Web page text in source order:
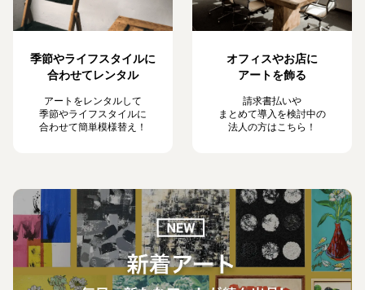
季節やライフスタイルに
合わせてレンタル
アートをレンタルして
季節やライフスタイルに
合わせて簡単模様替え！
オフィスやお店に
アートを飾る
請求書払いや
まとめて導入を検討中の
法人の方はこちら！